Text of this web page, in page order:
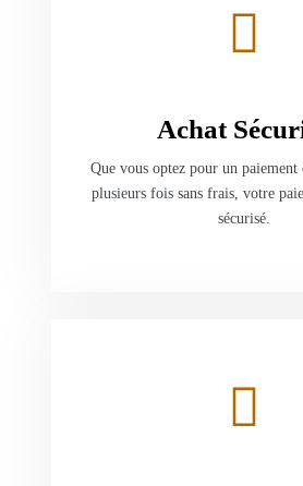
Achat
Que vous optez pour un paiement
plusieurs fois sans frais, votre
sécurisé.